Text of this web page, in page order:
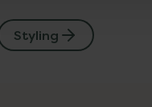
Styling